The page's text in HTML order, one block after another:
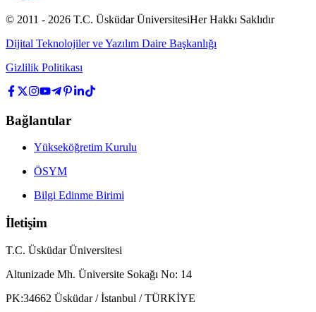
© 2011 - 2026 T.C. Üsküdar ÜniversitesiHer Hakkı Saklıdır
Dijital Teknolojiler ve Yazılım Daire Başkanlığı
Gizlilik Politikası
Bağlantılar
Yükseköğretim Kurulu
ÖSYM
Bilgi Edinme Birimi
İletişim
T.C. Üsküdar Üniversitesi
Altunizade Mh. Üniversite Sokağı No: 14
PK:34662 Üsküdar / İstanbul / TÜRKİYE